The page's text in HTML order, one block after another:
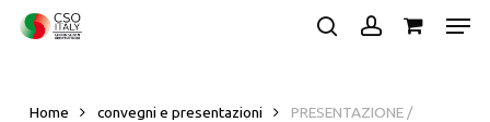
Skip
Home convegni e presentazioni
PRESENTAZIONE /